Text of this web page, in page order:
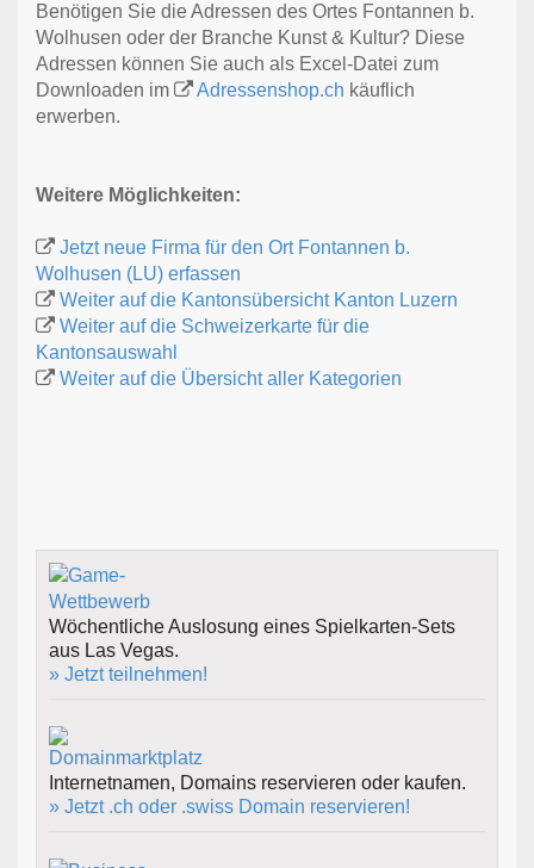
Benötigen Sie die Adressen des Ortes Fontannen b.
Wolhusen oder der Branche Kunst & Kultur? Diese
Adressen können Sie auch als Excel-Datei zum
Downloaden im
Adressenshop.ch käuflich
erwerben.
Weitere Möglichkeiten:
Jetzt neue Firma für den Ort Fontannen b.
Wolhusen (LU) erfassen
Weiter auf die Kantonsübersicht Kanton Luzern
Weiter auf die Schweizerkarte für die
Kantonsauswahl
Weiter auf die Übersicht aller Kategorien
Wöchentliche Auslosung eines Spielkarten-Sets
aus Las Vegas.
» Jetzt teilnehmen!
Internetnamen, Domains reservieren oder kaufen.
» Jetzt .ch oder .swiss Domain reservieren!